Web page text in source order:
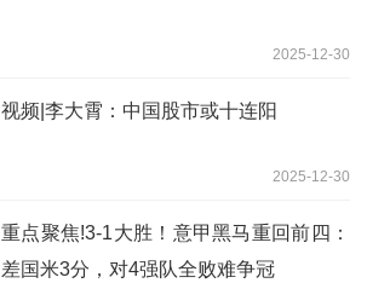
2025-12-30
视频|李大霄：中国股市或十连阳
2025-12-30
重点聚焦!3-1大胜！意甲黑马重回前四：
差国米3分，对4强队全败难争冠